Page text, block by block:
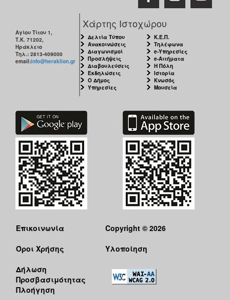
Αγίου Τίτου 1,
Τ.Κ. 71202,
Ηράκλειο
Τηλ.: 2813-409000
email:info@heraklion.gr
Χάρτης Ιστοχώρου
Δελτία Τύπου
Ανακοινώσεις
Διαγωνισμοί
Προσλήψεις
Διαβουλεύσεις
Εκδηλώσεις
Ο Δήμος
Υπηρεσίες
Κ.Ε.Π.
Τηλέφωνα
e-Υπηρεσίες
e-Αιτήματα
Η Πόλη
Ιστορία
Κνωσός
Μουσεία
Επικοινωνία
Όροι Χρήσης
Δήλωση
Προσβασιμότητας
Πλοήγηση
Copyright © 2026
Υλοποίηση